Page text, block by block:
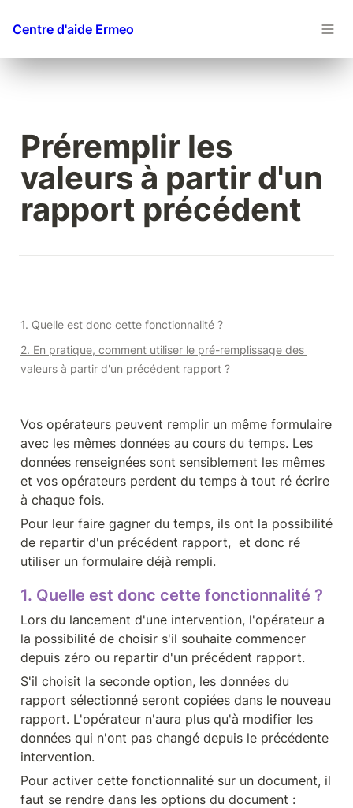
Centre d'aide Ermeo
Préremplir les
valeurs à partir d'un
rapport précédent
1. Quelle est donc cette fonctionnalité ?
2. En pratique, comment utiliser le pré-remplissage des
valeurs à partir d'un précédent rapport ?
Vos opérateurs peuvent remplir un même formulaire
avec les mêmes données au cours du temps. Les
données renseignées sont sensiblement les mêmes
et vos opérateurs perdent du temps à tout ré écrire
à chaque fois.
Pour leur faire gagner du temps, ils ont la possibilité
de repartir d'un précédent rapport,  et donc ré
utiliser un formulaire déjà rempli.
1. Quelle est donc cette fonctionnalité ?
Lors du lancement d'une intervention, l'opérateur a
la possibilité de choisir s'il souhaite commencer
depuis zéro ou repartir d'un précédent rapport.
S'il choisit la seconde option, les données du
rapport sélectionné seront copiées dans le nouveau
rapport. L'opérateur n'aura plus qu'à modifier les
données qui n'ont pas changé depuis le précédente
intervention.
Pour activer cette fonctionnalité sur un document, il
faut se rendre dans les options du document :